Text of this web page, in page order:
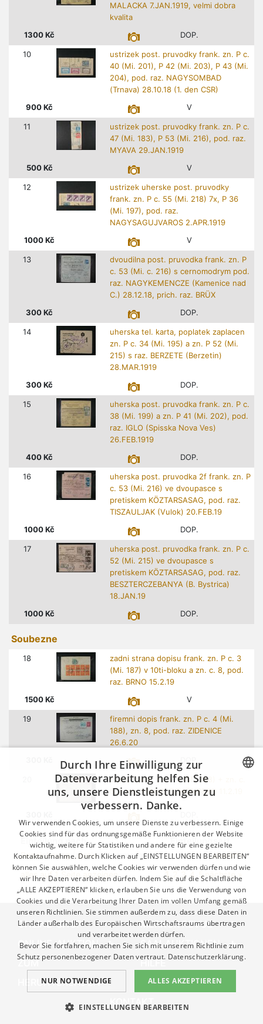
MALACKA 7.JAN.1919, velmi dobra
kvalita
1300 Kč DOP.
10
ustrizek post. pruvodky frank. zn. P c.
40 (Mi. 201), P 42 (Mi. 203), P 43 (Mi.
204), pod. raz. NAGYSOMBAD
(Trnava) 28.10.18 (1. den CSR)
900 Kč V
11
ustrizek post. pruvodky frank. zn. P c.
47 (Mi. 183), P 53 (Mi. 216), pod. raz.
MYAVA 29.JAN.1919
500 Kč V
12
ustrizek uherske post. pruvodky
frank. zn. P c. 55 (Mi. 218) 7x, P 36
(Mi. 197), pod. raz.
NAGYSAGUJVAROS 2.APR.1919
1000 Kč V
13
dvoudilna post. pruvodka frank. zn. P
c. 53 (Mi. c. 216) s cernomodrym pod.
raz. NAGYKEMENCZE (Kamenice nad
C.) 28.12.18, prich. raz. BRÜX
300 Kč DOP.
14
uherska tel. karta, poplatek zaplacen
zn. P c. 34 (Mi. 195) a zn. P 52 (Mi.
215) s raz. BERZETE (Berzetin)
28.MAR.1919
300 Kč DOP.
15
uherska post. pruvodka frank. zn. P c.
38 (Mi. 199) a zn. P 41 (Mi. 202), pod.
raz. IGLO (Spisska Nova Ves)
26.FEB.1919
400 Kč DOP.
16
uherska post. pruvodka 2f frank. zn. P
c. 53 (Mi. 216) ve dvoupasce s
pretiskem KÖZTARSASAG, pod. raz.
TISZAULJAK (Vulok) 20.FEB.19
1000 Kč DOP.
17
uherska post. pruvodka frank. zn. P c.
52 (Mi. 215) ve dvoupasce s
pretiskem KÖZTARSASAG, pod. raz.
BESZTERCZEBANYA (B. Bystrica)
18.JAN.19
1000 Kč DOP.
Soubezne
18
zadni strana dopisu frank. zn. P c. 3
(Mi. 187) v 10ti-bloku a zn. c. 8, pod.
raz. BRNO 15.2.19
1500 Kč V
19
firemni dopis frank. zn. P c. 4 (Mi.
188), zn. 8, pod. raz. ZIDENICE
26.6.20
dopis frank. zn. P 4 (Mi. 188) + zn. c.
5, s raz. MÄHR. SCHÖNBERG 11.2.19
Einteilung nach
Bezeichnung| preis| Nummern
Einteilungsart
aufwärts |abwärts
alles auf 1 Seite anzeigen
1 3 4 5 nächste »
ONLINE-SHOP
MERKUR REVUE
ONLINE-AUKTION
SAALAUKTIONEN
ZUM
HERUNTERLADEN
HILFE
KONTAKT
ENGLISH
Durch Ihre Einwilligung zur
Datenverarbeitung helfen Sie
uns, unsere Dienstleistungen zu
verbessern. Danke.
Wir verwenden Cookies, um unsere Dienste zu verbessern. Einige
Cookies sind für das ordnungsgemäße Funktionieren der Website
wichtig, weitere für Statistiken und andere für eine gezielte
Kontaktaufnahme. Durch Klicken auf „EINSTELLUNGEN BEARBEITEN“
können Sie auswählen, welche Cookies wir verwenden dürfen und wie
wir Ihre Daten verarbeiten dürfen. Indem Sie auf die Schaltfläche
„ALLE AKZEPTIEREN“ klicken, erlauben Sie uns die Verwendung von
Cookies und die Verarbeitung Ihrer Daten im vollen Umfang gemäß
unseren Richtlinien. Sie stimmen außerdem zu, dass diese Daten in
Länder außerhalb des Europäischen Wirtschaftsraums übertragen
und verarbeitet werden dürfen.
Bevor Sie fortfahren, machen Sie sich mit unserem Richtlinie zum
Schutz personenbezogener Daten vertraut. Datenschutzerklärung.
ALLES AKZEPTIEREN
NUR NOTWENDIGE
EINSTELLUNGEN BEARBEITEN